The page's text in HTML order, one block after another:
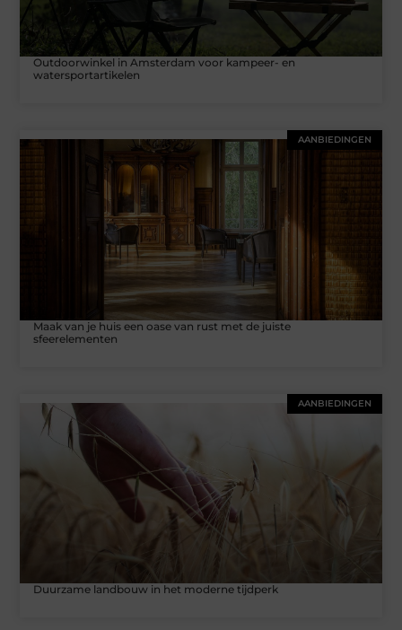
Outdoorwinkel in Amsterdam voor kampeer- en
watersportartikelen
AANBIEDINGEN
Maak van je huis een oase van rust met de juiste
sfeerelementen
AANBIEDINGEN
Duurzame landbouw in het moderne tijdperk